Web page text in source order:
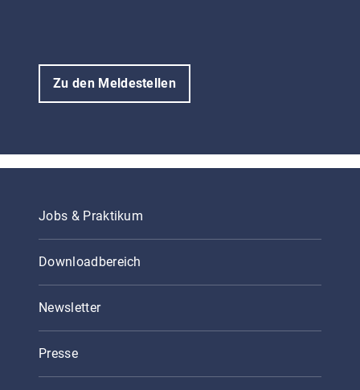
Zu den Meldestellen
Jobs & Praktikum
Downloadbereich
Newsletter
Presse